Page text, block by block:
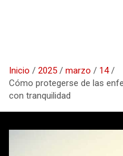
Inicio 2025 marzo
14
Cómo protegerse de las
con tranquilidad